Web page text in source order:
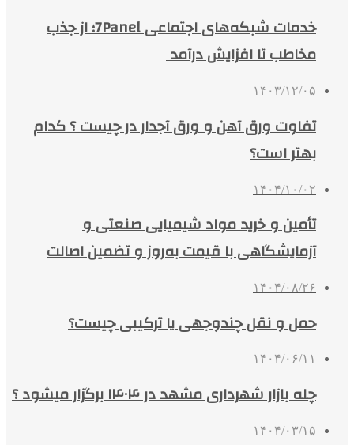
خدمات شبکه‌های اجتماعی 7Panel؛ از جذب
مخاطب تا افزایش درآمد
۱۴۰۳/۱۲/۰۵
تفاوت ورق آهن و ورق آجدار در چیست ؟ کدام
بهتر است؟
۱۴۰۴/۱۰/۰۲
تأمین و خرید مواد شیمیایی صنعتی و
آزمایشگاهی با قیمت به‌روز و تضمین اصالت
۱۴۰۴/۰۸/۲۶
حمل و نقل چندوجهی یا ترکیبی چیست؟
۱۴۰۴/۰۶/۱۱
چله بازار شهرداری مشهد در ۱۴۰۴ برگزار میشود ؟
۱۴۰۴/۰۳/۱۵